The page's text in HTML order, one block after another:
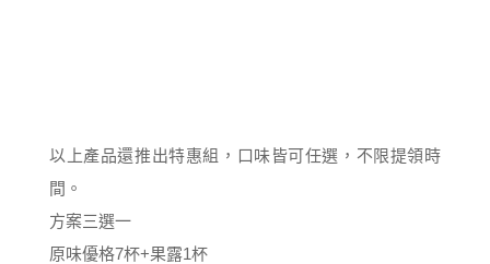
以上產品還推出特惠組，口味皆可任選，不限提領時
間。
方案三選一
原味優格7杯+果露1杯